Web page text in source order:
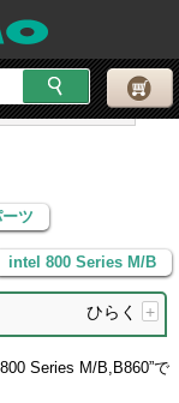
800 Series M/B
ツ
intel 800 Series M/B
ひらく +
Series M/B,B860”で